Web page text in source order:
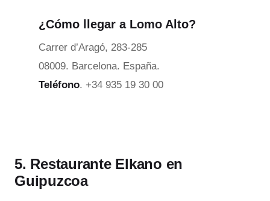
¿Cómo llegar a Lomo Alto?
Carrer d’Aragó, 283-285
08009. Barcelona. España.
Teléfono. +34 935 19 30 00
5. Restaurante Elkano en
Guipuzcoa